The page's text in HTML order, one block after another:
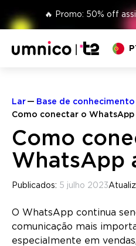
🔥 Promo: 50% off
Lar
Base de conhecimento
Como conectar o WhatsApp
Como
WhatsApp
Publicados: 5 julho 2023
O WhatsApp continua
comunicação mais
especialmente em